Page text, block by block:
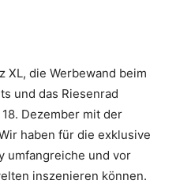
XL, die Werbewand beim
und das Riesenrad
Dezember mit der
haben für die exklusive
umfangreiche und vor
inszenieren können.